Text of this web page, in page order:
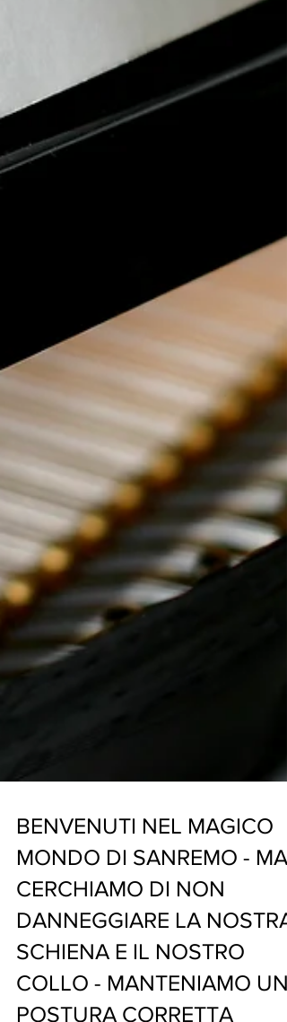
BENVENUTI NEL MAGICO
MONDO DI SANREMO - MA
CERCHIAMO DI NON
DANNEGGIARE LA NOSTRA